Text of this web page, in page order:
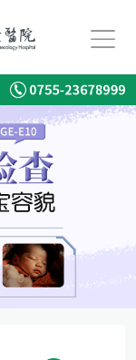
哪？
正式启航！